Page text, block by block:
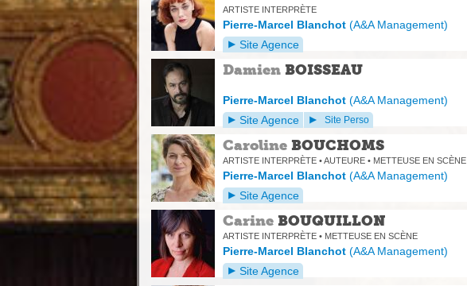
ARTISTE INTERPRÈTE
Pierre-Marcel Blanchot (A&A Management)
Site Agence
Damien BOISSEAU
Pierre-Marcel Blanchot (A&A Management)
Site Agence
Site Perso
Caroline BOUCHOMS
ARTISTE INTERPRÈTE • AUTEURE • METTEUSE EN SCÈNE
Pierre-Marcel Blanchot (A&A Management)
Site Agence
Carine BOUQUILLON
ARTISTE INTERPRÈTE • METTEUSE EN SCÈNE
Pierre-Marcel Blanchot (A&A Management)
Site Agence